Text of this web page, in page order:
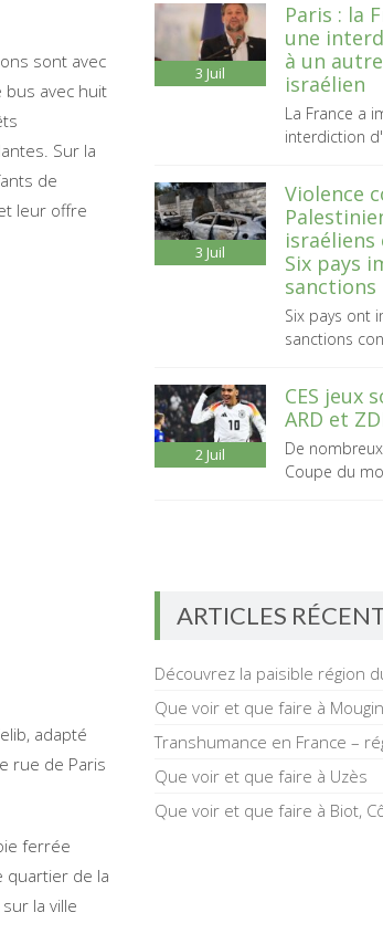
sont avec
bus avec huit
Sur la
de
leur offre
adapté
rue de Paris
ferrée
quartier de la
la ville
3 Juil
Paris : la
une
à un
israélien
La France a
interdiction
3 Juil
Violence
israéliens
Six pays
sanctions
Six pays ont
sanctions
2 Juil
CES jeux
ARD et
De
Coupe du
ARTICLES
Découvrez la paisible région
Que voir et que faire à
Transhumance en France –
Que voir et que faire à Uzès
Que voir et que faire à Biot,